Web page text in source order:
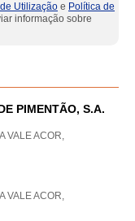
Utilização e Política de
informação sobre
PIMENTÃO, S.A.
VALE ACOR,
VALE ACOR,